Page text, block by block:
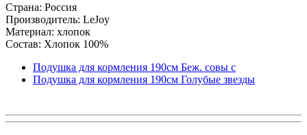
Страна: Россия
Производитель: LeJoy
Материал: хлопок
Состав: Хлопок 100%
Подушка для кормления 190см Беж. совы с
Подушка для кормления 190см Голубые звезды